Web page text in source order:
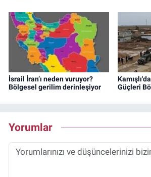
İsrail İran’ı neden vuruyor?
Bölgesel gerilim derinleşiyor
Güçleri
Yorumlar